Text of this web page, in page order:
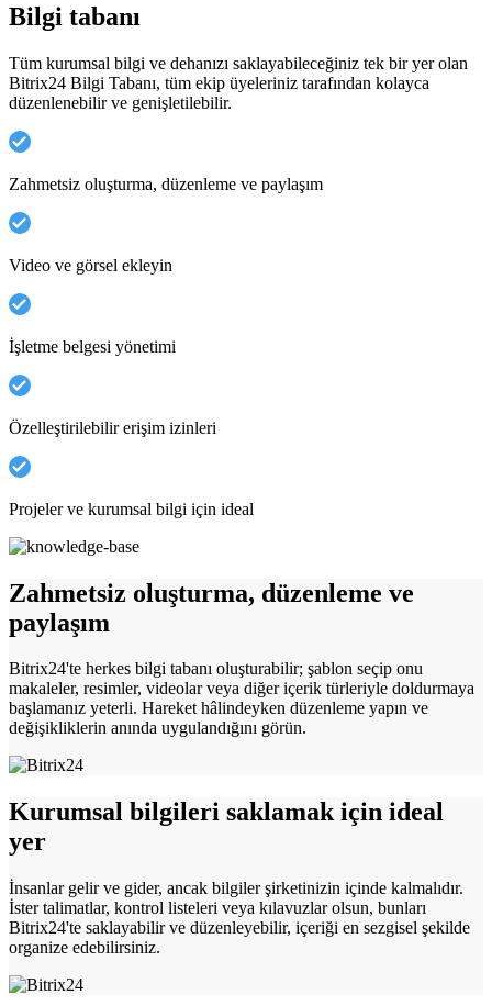
Bilgi tabanı
Tüm kurumsal bilgi ve dehanızı saklayabileceğiniz tek bir yer olan
Bitrix24 Bilgi Tabanı, tüm ekip üyeleriniz tarafından kolayca
düzenlenebilir ve genişletilebilir.
Zahmetsiz oluşturma, düzenleme ve paylaşım
Video ve görsel ekleyin
İşletme belgesi yönetimi
Özelleştirilebilir erişim izinleri
Projeler ve kurumsal bilgi için ideal
Zahmetsiz oluşturma, düzenleme ve
paylaşım
Bitrix24'te herkes bilgi tabanı oluşturabilir; şablon seçip onu
makaleler, resimler, videolar veya diğer içerik türleriyle doldurmaya
başlamanız yeterli. Hareket hâlindeyken düzenleme yapın ve
değişikliklerin anında uygulandığını görün.
Kurumsal bilgileri saklamak için ideal
yer
İnsanlar gelir ve gider, ancak bilgiler şirketinizin içinde kalmalıdır.
İster talimatlar, kontrol listeleri veya kılavuzlar olsun, bunları
Bitrix24'te saklayabilir ve düzenleyebilir, içeriği en sezgisel şekilde
organize edebilirsiniz.